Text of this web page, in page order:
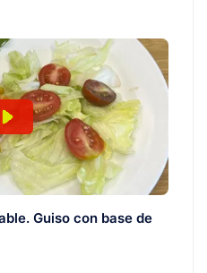
Guiso con base de